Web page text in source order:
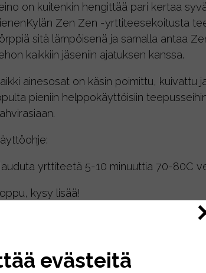
on kuitenkin hengittää pari kertaa
Zen Zen -yrttiteesekoitusta
sitä lämpöisenä ja samalla antaa
kaikkiin jäseniin ajatuksen kanssa.
ainesosat on käsin poimittu, kuivattu
pieniin helppokäyttöisiin
yrttiteetä 5-10 minuuttia 70-80C
kysy lisää!
evästeitä